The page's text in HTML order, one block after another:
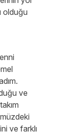
olduğu
ve
ve farklı